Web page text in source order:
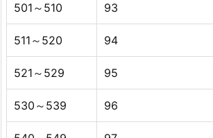
501～510 93
511～520 94
521～529 95
530～539 96